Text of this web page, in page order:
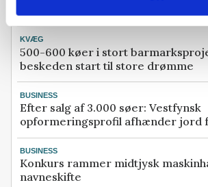
KVÆG
500-600 køer i stort
beskeden start til store drømme
BUSINESS
Efter salg af 3.000 søer: Vestfynsk
opformeringsprofil afhænder jord
BUSINESS
Konkurs rammer midtjysk
navneskifte